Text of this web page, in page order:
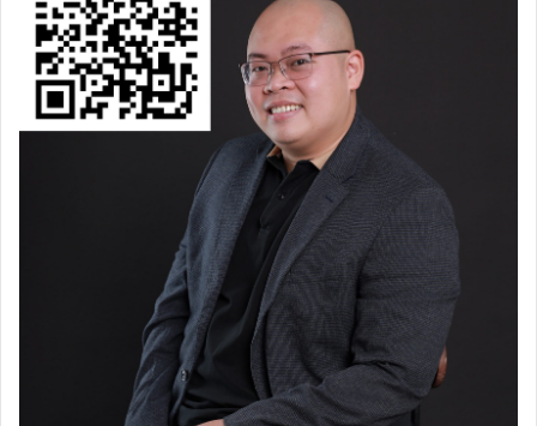
Tôi xin nhắc lại, đó là Content Marketing cần thời gian,
cần sự kiên nhẫn nhất định, nên bất kỳ sự vội vã nào
cũng sẽ là sai lầm cốt tử khi thực hiện giải pháp
Tất nhiên, doanh nghiệp hoàn toàn có thể kết hợp làm cả
Inbound (Content Marketing) và Outbound Marketing,
để “lấy ngắn nuôi dài”, chứ không phải tuyệt đối hóa
riêng một cách thức nào cả.
Một điều khá bi hài là không ít doanh nghiệp đang mò
đường theo cách làm Outbound Marketing, nhưng lại cứ
đinh ninh, đấy chính là… “Content Marketing” – thứ